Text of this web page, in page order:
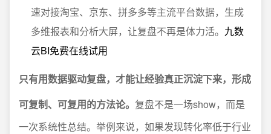
速对接淘宝、京东、拼多多等主流平台数据，生成
多维报表和分析大屏，让复盘不再是体力活。 九数
云BI免费在线试用
只有用数据驱动复盘，才能让经验真正沉淀下来，形成
可复制、可复用的方法论。 复盘不是一场show，而是
一次系统性总结。举例来说，如果发现转化率低于行业